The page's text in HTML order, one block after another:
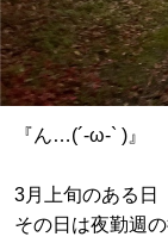
『ん…(´-ω-` )』
3月上旬のある日
その日は夜勤週